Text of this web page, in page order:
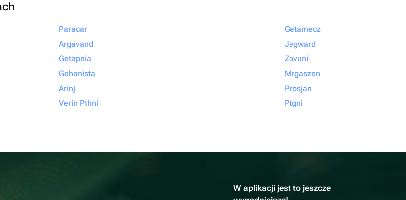
Paracar
Argavand
Getapnia
Gehanista
Arinj
Verin Pthni
Getamecz
Jegward
Zovuni
Mrgaszen
Prosjan
Ptgni
W aplikacji jest to jeszcze